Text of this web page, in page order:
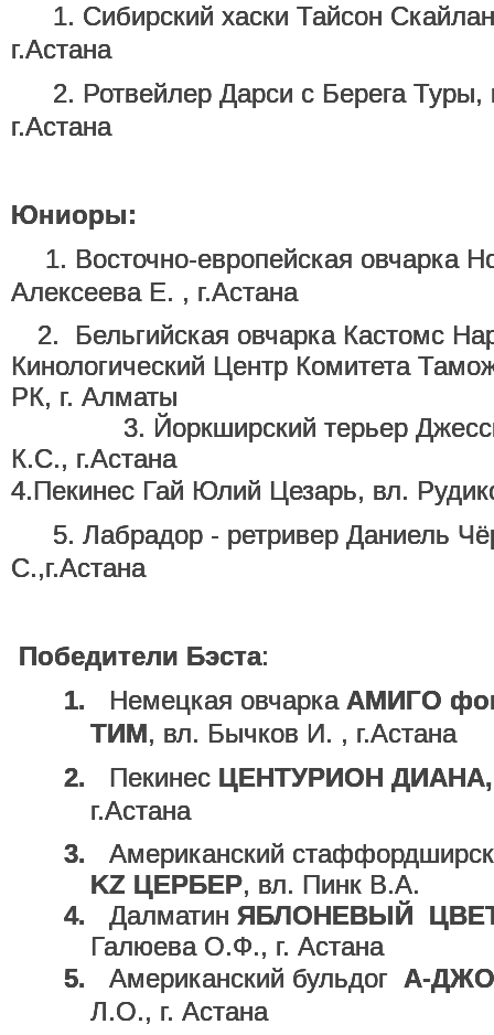
1. Сибирский хаски Тайсон
г.Астана
2. Ротвейлер Дарси с Берега Туры,
г.Астана
Юниоры:
1. Восточно-европейская овчарка
Алексеева Е. , г.Астана
2. Бельгийская овчарка Кастомс
Кинологический Центр Комитета
РК, г. Алматы
Йоркширский терьер
К.С., г.Астана
4.Пекинес Гай Юлий Цезарь, вл.
5. Лабрадор - ретривер Даниель
С.,г.Астана
Победители Бэста:
1. Немецкая овчарка АМИГО
ТИМ, вл. Бычков И. , г.Астана
2. Пекинес ЦЕНТУРИОН
г.Астана
3. Американский
KZ ЦЕРБЕР, вл. Пинк В.А.
4. Далматин ЯБЛОНЕВЫЙ
Галюева О.Ф., г. Астана
5. Американский бульдог А-
Л.О., г. Астана